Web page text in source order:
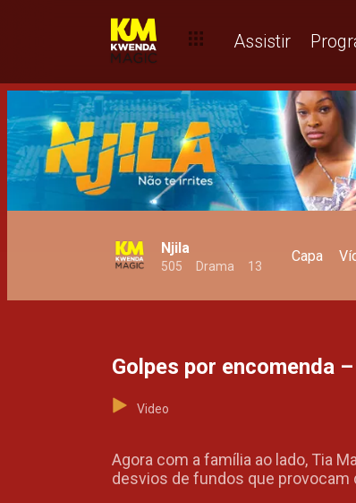
Assistir
Njila
505 Drama 13
Capa
Golpes por encomenda
Video
Agora com a família ao lado, Tia
desvios de fundos que